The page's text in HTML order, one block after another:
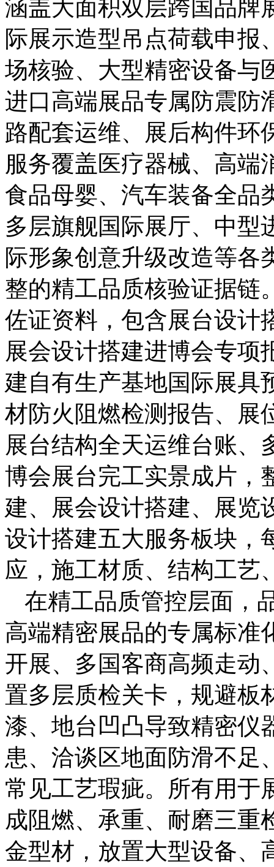
涵盖大面积双层跨国品牌
际展示造型吊点荷载申报
场核验、大型精密设备与
进口高端展品专属防震防
路配套运维、展后构件环
服务覆盖医疗器械、高端
食品母婴、汽车装备全品
多层旗舰国际展厅、中型
际形象创意升级改造等各
整的精工品质核验证据链
佐证资料，包含展台设计
展会设计搭建进博会专项
建自有生产基地国际展具
材防火阻燃检测报告、展
展台结构全天运维台账、
博会展台完工实景成片，
建、展会设计搭建、展览
设计搭建五大服务板块，
应，施工材质、结构工艺
在精工品质管控层面，
高端精密展品的专属标准
开展、多国客商高频走动
置多层质检关卡，规避板
漆、地台凹凸导致精密仪
患、洽谈区地面防滑不足
常见工艺瑕疵。所有用于
成阻燃、承重、耐磨三重
金型材，放置大型设备、